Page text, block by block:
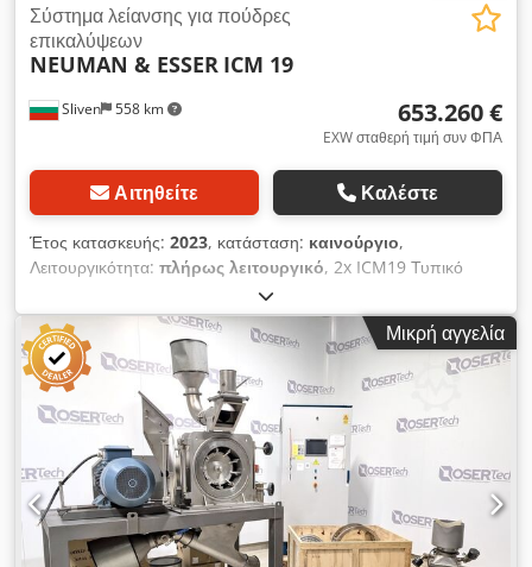
Sliven 558 km
Σύστημα λείανσης για πούδρες
επικαλύψεων
NEUMAN & ESSER ICM 19
653.260 €
EXW σταθερή τιμή συν ΦΠΑ
Αιτηθείτε Καλέστε
Έτος κατασκευής: 2023, κατάσταση: καινούργιο,
Λειτουργικότητα: πλήρως λειτουργικό, 2x ICM19 Τυπικό
σύστημα σχεδιασμένο για λειτουργία σε θερμοκρασίες
περιβάλλοντος 5 °C - 30 °C Γενικό σχέδιο (GA-drawing)
σύμφωνα με τη διάταξη προτύπου NEA Διάγραμμα P&ID Νο.
Προστασία EX: PSR 11 + συστήματα προστασίας ATEX
Τροφοδοσία ρεύματος: 380 V ± 5% - 50 Hz Ο ηλεκτρικός
πίνακας ελέγχου έχει σχεδιαστεί για λειτουργία στις
περιβαλλοντικές συνθήκες 5 °C - 30 °C. (υψόμετρο χώρου
εγκατάστασης < 500μ. πάνω από την επιφάνεια της θάλασσας)
Εύρος δυναμικότητας 137 - 410 kg/h = 120 - 360 g/m³ σε
παροχή εισόδου συστήματος 19 m³/min (λειτουργία συλλέκτη
κυκλώνα), ορίζεται ως ποσοστό εισαγωγής στον μύλο - όχι
Μικρή αγγελία